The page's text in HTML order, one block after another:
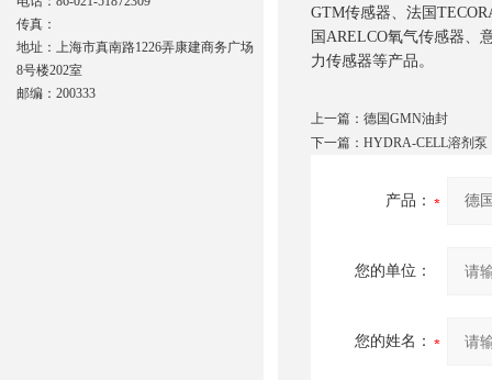
GTM传感器、法国
国ARELCO氧气传感器、
力传感器等产品。
上一篇： 德国GMN油封
下一篇： HYDRA-CELL溶剂泵
产品：
您的单位：
您的姓名：
传真：
地址：上海市真南路1226弄康建商务广场
8号楼202室
邮编：200333